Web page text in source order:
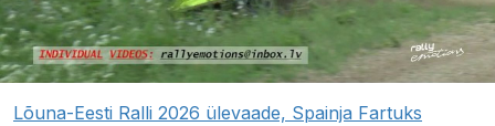
Lõuna-Eesti Ralli 2026 ülevaade, Spainja Fartuks